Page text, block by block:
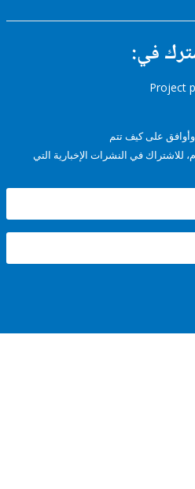
كيف تتم
في النشرات الإخبارية التي